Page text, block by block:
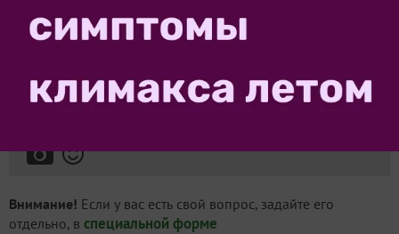
Пожалуйста, оставьте комментарий
Внимание! Если у вас есть свой вопрос, задайте его
отдельно, в специальной форме